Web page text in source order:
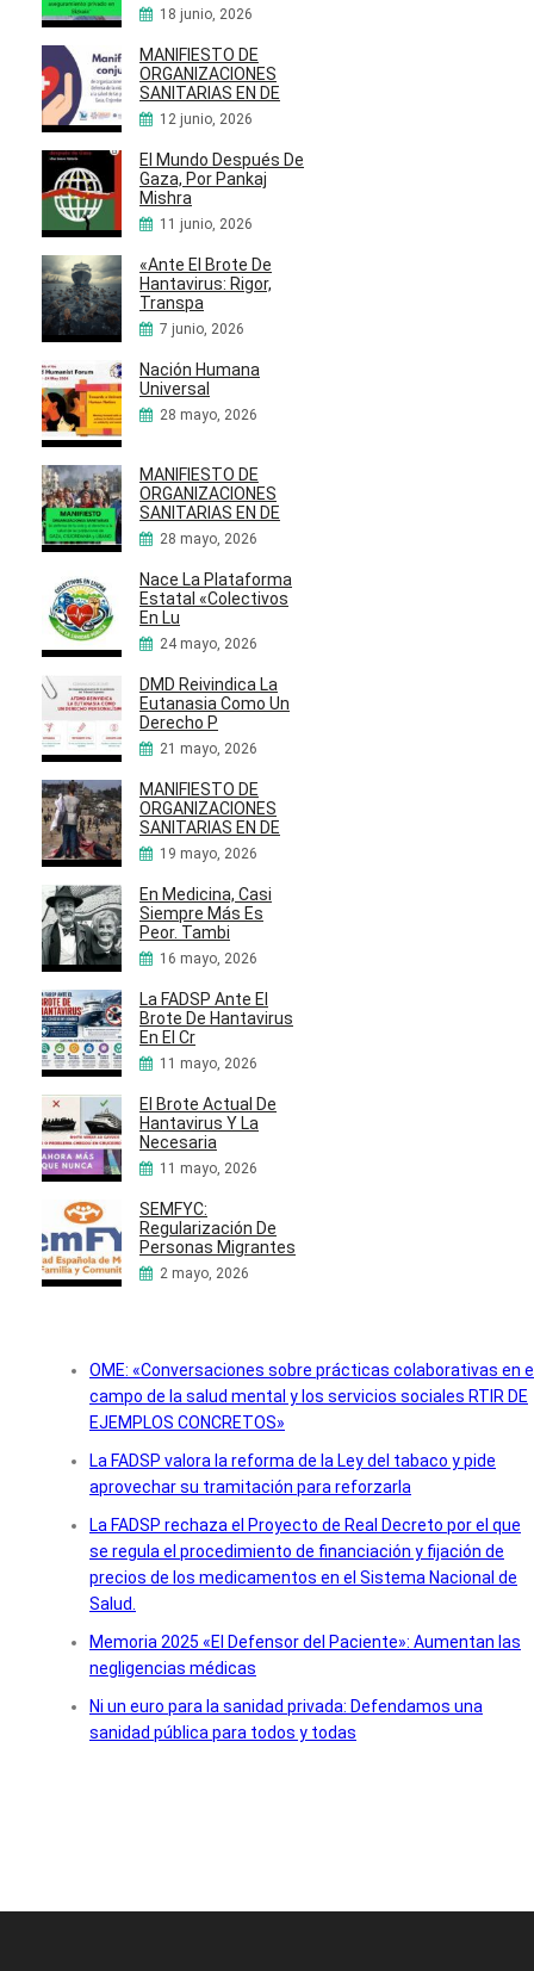
18 junio, 2026
MANIFIESTO DE
ORGANIZACIONES
SANITARIAS EN DE
12 junio, 2026
El Mundo Después De
Gaza, Por Pankaj
Mishra
11 junio, 2026
«Ante El Brote De
Hantavirus: Rigor,
Transpa
7 junio, 2026
Nación Humana
Universal
28 mayo, 2026
MANIFIESTO DE
ORGANIZACIONES
SANITARIAS EN DE
28 mayo, 2026
Nace La Plataforma
Estatal «Colectivos
En Lu
24 mayo, 2026
DMD Reivindica La
Eutanasia Como Un
Derecho P
21 mayo, 2026
MANIFIESTO DE
ORGANIZACIONES
SANITARIAS EN DE
19 mayo, 2026
En Medicina, Casi
Siempre Más Es
Peor. Tambi
16 mayo, 2026
La FADSP Ante El
Brote De Hantavirus
En El Cr
11 mayo, 2026
El Brote Actual De
Hantavirus Y La
Necesaria
11 mayo, 2026
SEMFYC:
Regularización De
Personas Migrantes
2 mayo, 2026
OME: «Conversaciones sobre prácticas colaborativas en
campo de la salud mental y los servicios sociales RTIR DE
EJEMPLOS CONCRETOS»
La FADSP valora la reforma de la Ley del tabaco y pide
aprovechar su tramitación para reforzarla
La FADSP rechaza el Proyecto de Real Decreto por el que
se regula el procedimiento de financiación y fijación de
precios de los medicamentos en el Sistema Nacional de
Salud.
Memoria 2025 «El Defensor del Paciente»: Aumentan las
negligencias médicas
Ni un euro para la sanidad privada: Defendamos una
sanidad pública para todos y todas